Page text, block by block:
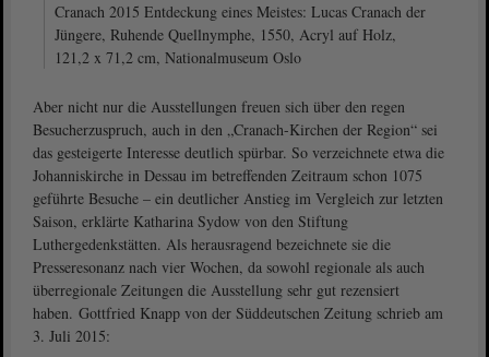
Cranach 2015 Entdeckung eines Meistes: Lucas Cranach der
Jüngere, Ruhende Quellnymphe, 1550, Acryl auf Holz,
121,2 x 71,2 cm, Nationalmuseum Oslo
Aber nicht nur die Ausstellungen freuen sich über den regen
Besucherzuspruch, auch in den „Cranach-Kirchen der Region“ sei
das gesteigerte Interesse deutlich spürbar. So verzeichnete etwa die
Johanniskirche in Dessau im betreffenden Zeitraum schon 1075
geführte Besuche – ein deutlicher Anstieg im Vergleich zur letzten
Saison, erklärte Katharina Sydow von den Stiftung
Luthergedenkstätten. Als herausragend bezeichnete sie die
Presseresonanz nach vier Wochen, da sowohl regionale als auch
überregionale Zeitungen die Ausstellung sehr gut rezensiert
haben. Gottfried Knapp von der Süddeutschen Zeitung schrieb am
3. Juli 2015: